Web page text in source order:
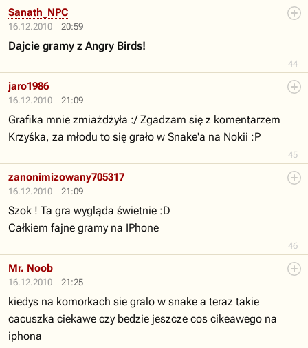
16.12.2010 20:59
44
Sanath_NPC
Dajcie gramy z Angry Birds!
16.12.2010 21:09
45
jaro1986
Grafika mnie zmiażdżyła :/ Zgadzam się z komentarzem
Krzyśka, za młodu to się grało w Snake'a na Nokii :P
16.12.2010 21:09
46
zanonimizowany705317
Szok ! Ta gra wygląda świetnie :D
Całkiem fajne gramy na IPhone
16.12.2010 21:25
Mr. Noob
kiedys na komorkach sie gralo w snake a teraz takie
cacuszka ciekawe czy bedzie jeszcze cos cikeawego na
iphona